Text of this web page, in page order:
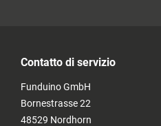
Contatto di servizio
Funduino GmbH
Bornestrasse 22
48529 Nordhorn